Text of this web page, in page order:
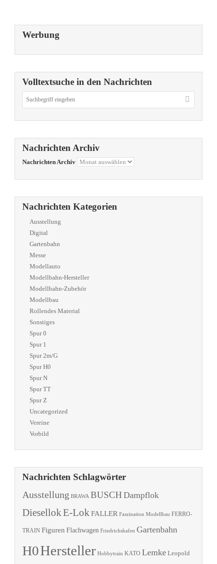
Werbung
Volltextsuche in den Nachrichten
Nachrichten Archiv
Nachrichten Archiv
Nachrichten Kategorien
Ausstellung
Digital
Gartenbahn
Messe
Modellauto
Modellbahn-Hersteller
Modellbahn-Zubehör
Modellbau
Rollendes Material
Sonstiges
Spur 0
Spur 1
Spur 2m/G
Spur H0
Spur N
Spur TT
Spur Z
Uncategorized
Vereine
Vorbild
Nachrichten Schlagwörter
Ausstellung BRAWA BUSCH Dampflok
DiesellokE-LokFALLER Faszination Modellbau FERRO-
TRAIN Figuren Flachwagen Friedrichshafen Gartenbahn
H0Hersteller Hobbytrain KATO Lemke Leopold